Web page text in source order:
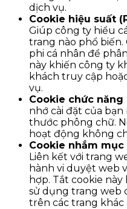
dịch vụ.
Cookie hiệu suất
Giúp công ty hiểu
trang nào phổ
phi cá nhân để
này khiến công ty
khách truy cập
vụ.
Cookie chức năng
nhớ cài đặt của
thước phông chữ.
hoạt động không
Cookie nhắm
Liên kết với trang
hành vi duyệt web
hợp. Tắt cookie
sử dụng trang web
trên các trang